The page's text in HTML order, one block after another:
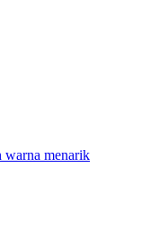
warna menarik